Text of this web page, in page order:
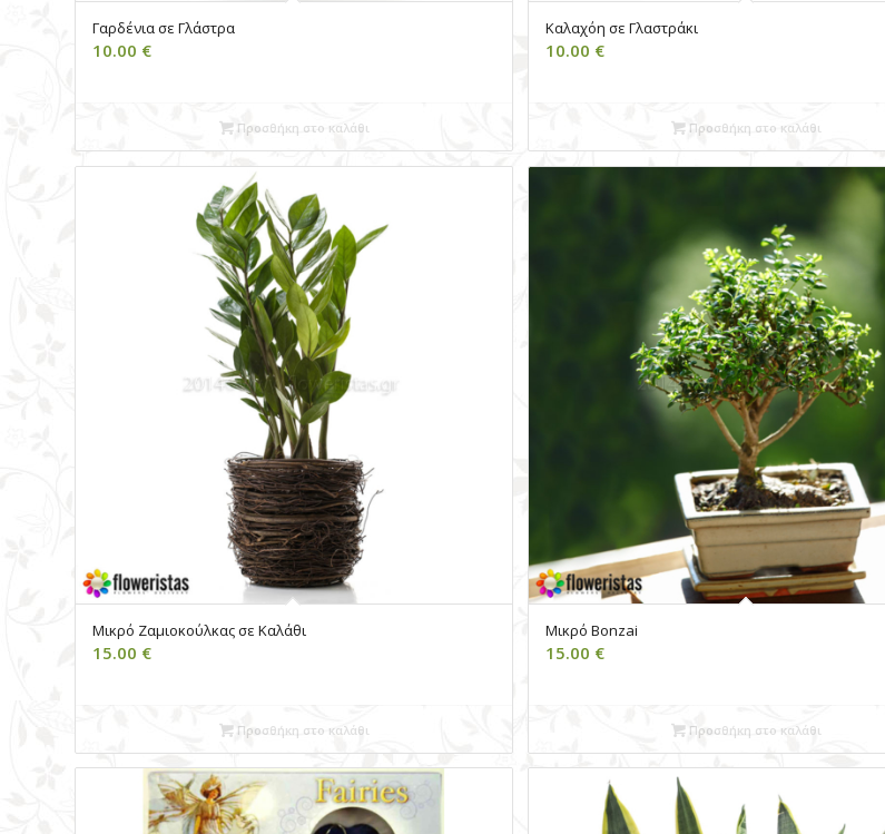
Γαρδένια σε Γλάστρα
10.00 €
Προσθήκη στο καλάθι
Καλαχόη σε Γλαστράκι
10.00 €
Προσθήκη στο καλάθι
Μικρό Ζαμιοκούλκας σε Καλάθι
15.00 €
Προσθήκη στο καλάθι
Μικρό Bonzai
15.00 €
Προσθήκη στο καλάθι